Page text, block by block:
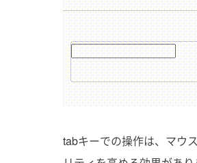
tabキーでの操作は、マウ